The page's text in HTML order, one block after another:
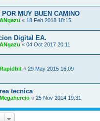
POR MUY BUEN CAMINO
ANgazu « 18 Feb 2018 18:15
Digital EA.
ANgazu « 04 Oct 2017 20:11
Rapidbit « 29 May 2015 16:09
tecnica
Megahercio « 25 Nov 2014 19:31